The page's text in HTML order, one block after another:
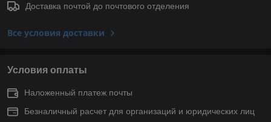
Доставка почтой до почтового отделения
Все условия доставки
Условия оплаты
Наложенный платеж почты
Безналичный расчет для организаций и юридических лиц